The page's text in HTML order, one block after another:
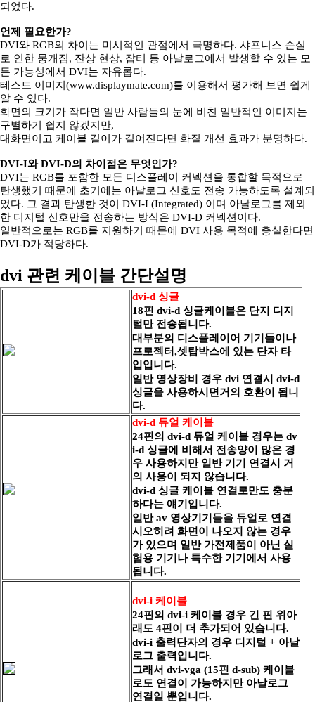
되었다.
언제 필요한가?
DVI와 RGB의 차이는 미시적인 관점에서 극명하다. 샤프니스 손실
로 인한 뭉개짐, 잔상 현상, 잡티 등 아날로그에서 발생할 수 있는 모
든 가능성에서 DVI는 자유롭다.
테스트 이미지(www.displaymate.com)를 이용해서 평가해 보면 쉽게
알 수 있다.
화면의 크기가 작다면 일반 사람들의 눈에 비친 일반적인 이미지는
구별하기 쉽지 않겠지만,
대화면이고 케이블 길이가 길어진다면 화질 개선 효과가 분명하다.
DVI-I와 DVI-D의 차이점은 무엇인가?
DVI는 RGB를 포함한 모든 디스플레이 커넥션을 통합할 목적으로
탄생했기 때문에 초기에는 아날로그 신호도 전송 가능하도록 설계되
었다. 그 결과 탄생한 것이 DVI-I (Integrated) 이며 아날로그를 제외
한 디지털 신호만을 전송하는 방식은 DVI-D 커넥션이다.
일반적으로는 RGB를 지원하기 때문에 DVI 사용 목적에 충실한다면
DVI-D가 적당하다.
dvi 관련 케이블 간단설명
dvi-d 싱글
18핀 dvi-d 싱글케이블은 단지 디지
털만 전송됩니다.
대부분의 디스플레이어 기기들이나
프로젝터,셋탑박스에 있는 단자 타
입입니다.
일반 영상장비 경우 dvi 연결시 dvi-d
싱글을 사용하시면거의 호환이 됩니
다.
dvi-d 듀얼 케이블
24핀의 dvi-d 듀얼 케이블 경우는 dv
i-d 싱글에 비해서 전송양이 많은 경
우 사용하지만 일반 기기 연결시 거
의 사용이 되지 않습니다.
dvi-d 싱글 케이블 연결로만도 충분
하다는 얘기입니다.
일반 av 영상기기들을 듀얼로 연결
시 오히려 화면이 나오지 않는 경우
가 있으며 일반 가전제품이 아닌 실
험용 기기나 특수한 기기에서 사용
됩니다.
dvi-i 케이블
24핀의 dvi-i 케이블 경우 긴 핀 위아
래도 4핀이 더 추가되어 있습니다.
dvi-i 출력단자의 경우 디지털 + 아날
로그 출력입니다.
그래서 dvi-vga (15핀 d-sub) 케이블
로도 연결이 가능하지만 아날로그
연결일 뿐입니다.